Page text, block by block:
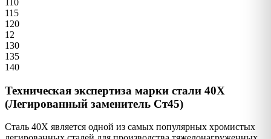
115
120
12
130
135
140
Техническая экспертиза марки стали 40Х
(Легированный заменитель Ст45)
Сталь 40Х является одной из самых популярных хромистых